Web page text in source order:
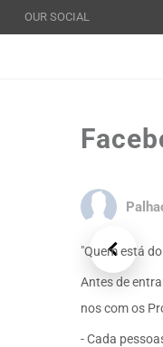
OUR SOCIAL
"Quem está
Antes de
nos com os
- Cada